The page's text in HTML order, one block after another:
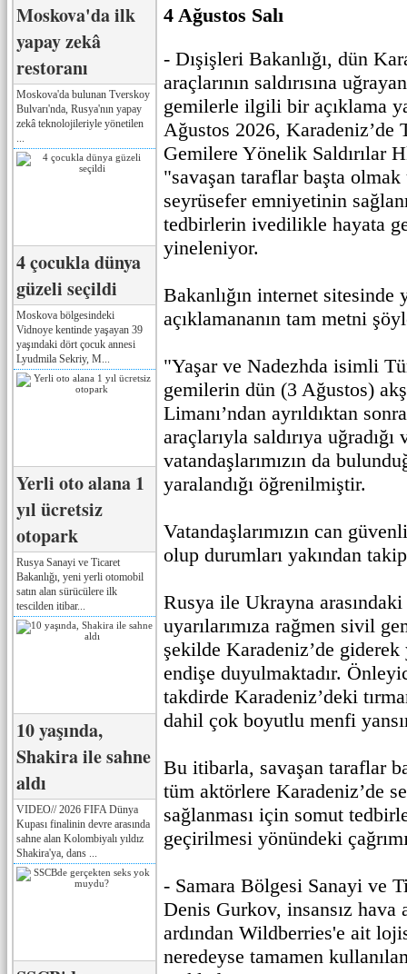
Moskova'da ilk
yapay zekâ
restoranı
Moskova'da bulunan Tverskoy
Bulvarı'nda, Rusya'nın yapay
zekâ teknolojileriyle yönetilen
4 çocukla dünya
güzeli seçildi
Moskova bölgesindeki
Vidnoye kentinde yaşayan 39
yaşındaki dört çocuk annesi
Lyudmila Sekriy, M...
Yerli oto alana 1
yıl ücretsiz
otopark
Rusya Sanayi ve Ticaret
Bakanlığı, yeni yerli otomobil
satın alan sürücülere ilk
tescilden itibar...
10 yaşında,
Shakira ile sahne
aldı
VIDEO// 2026 FIFA Dünya
Kupası finalinin devre arasında
sahne alan Kolombiyalı yıldız
Shakira'ya, dans ...
4 Ağustos Salı
- Dışişleri Bakanlığı, dün
araçlarının saldırısına
gemilerle ilgili bir açıklama
Ağustos 2026,
Gemilere Yönelik Saldırılar
"savaşan taraflar başta
seyrüsefer emniyetinin
tedbirlerin ivedilikle hayata
yineleniyor.
Bakanlığın internet sitesinde
açıklamananın tam metni
"Yaşar ve Nadezhda isimli
gemilerin dün (3 Ağustos)
Limanı’ndan ayrıldıktan
araçlarıyla saldırıya uğradığı
vatandaşlarımızın da
yaralandığı öğrenilmiştir.
Vatandaşlarımızın can
olup durumları yakından
Rusya ile Ukrayna arasındaki
uyarılarımıza rağmen sivil
şekilde Karadeniz’de giderek
endişe duyulmaktadır.
takdirde Karadeniz’deki
dahil çok boyutlu menfi
Bu itibarla, savaşan taraflar
tüm aktörlere Karadeniz’de
sağlanması için somut
geçirilmesi yönündeki
- Samara Bölgesi Sanayi ve
Denis Gurkov, insansız hava
ardından Wildberries'e ait
neredeyse tamamen